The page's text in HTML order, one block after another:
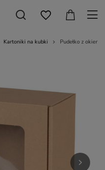
Kartoniki na kubki Pudełko z